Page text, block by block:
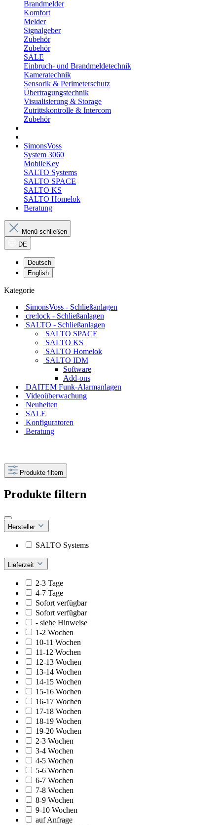
Brandmelder
Komfort
Melder
Signalgeber
Zubehör
Zubehör
SALE
Einbruch- und Brandmeldetechnik
Kameratechnik
Sensorik & Perimeterschutz
Übertragungstechnik
Visualisierung & Storage
Zutrittskontrolle & Intercom
Zubehör
SimonsVoss
System 3060
MobileKey
SALTO Systems
SALTO SPACE
SALTO KS
SALTO Homelok
Beratung
Menü schließen
DE
Deutsch
English
Kategorie
SimonsVoss - Schließanlagen
cre:lock - Schließanlagen
SALTO - Schließanlagen
SALTO SPACE
SALTO KS
SALTO Homelok
SALTO IDM
Software
Add-ons
DAITEM Funk-Alarmanlagen
Videoüberwachung
Neuheiten
SALE
Konfiguratoren
Beratung
Produkte filtern
Produkte filtern
Hersteller
SALTO Systems
Lieferzeit
2-3 Tage
4-7 Tage
Sofort verfügbar
Sofort verfügbar
- siehe Hinweise
1-2 Wochen
10-11 Wochen
11-12 Wochen
12-13 Wochen
13-14 Wochen
14-15 Wochen
15-16 Wochen
16-17 Wochen
17-18 Wochen
18-19 Wochen
19-20 Wochen
2-3 Wochen
3-4 Wochen
4-5 Wochen
5-6 Wochen
6-7 Wochen
7-8 Wochen
8-9 Wochen
9-10 Wochen
auf Anfrage